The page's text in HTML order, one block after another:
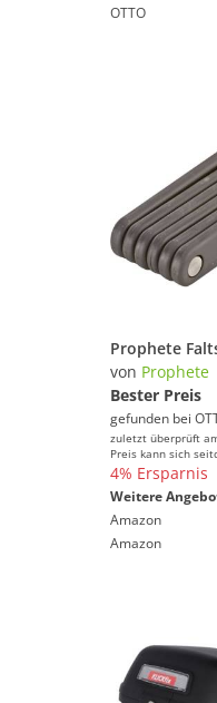
OTTO
Prophete
von Prophete
Bester Preis
gefunden bei
zuletzt überprüft
Preis kann sich
4% Ersparnis
Weitere
Amazon
Amazon